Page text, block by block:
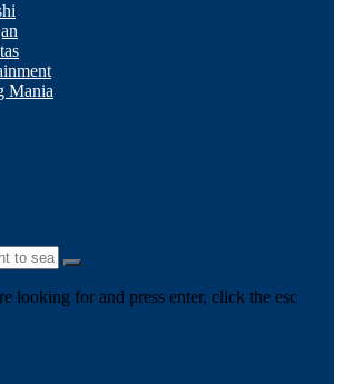
Mania
looking for and press enter, click the esc